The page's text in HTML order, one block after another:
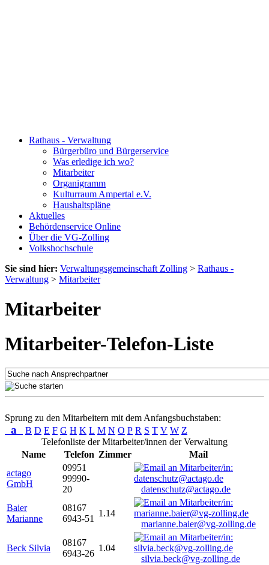
Rathaus - Verwaltung
Bürgerbüro und Bürgerservice
Was erledige ich wo?
Mitarbeiter
Organigramm
Kulturraum Ampertal e.V.
Haushaltspläne
Aktuelles
Behördenservice Online
Über die VG-Zolling
Volkshochschule
Sie sind hier: Verwaltungsgemeinschaft Zolling > Rathaus -
Verwaltung > Mitarbeiter
Mitarbeiter
Mitarbeiter-Telefon-Liste
Sprung zu den Mitarbeitern mit dem Anfangsbuchstaben:
a B D E F G H K L M N O P R S T V W Z
Telefonliste der Mitarbeiter/innen der Verwaltung
Name
Telefon Zimmer
Mail
actago
GmbH
09951
99990-
20
datenschutz@actago.de
Baier
Marianne
08167
6943-51
1.14
marianne.baier@vg-zolling.de
Beck Silvia
08167
6943-26
1.04
silvia.beck@vg-zolling.de